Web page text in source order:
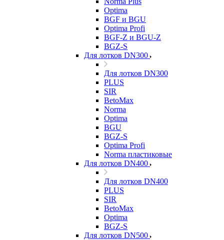
Optima
BGF и BGU
Optima Profi
BGF-Z и BGU-Z
BGZ-S
Для лотков DN300
Для лотков DN300
PLUS
SIR
BetoMax
Norma
Optima
BGU
BGZ-S
Optima Profi
Norma пластиковые
Для лотков DN400
Для лотков DN400
PLUS
SIR
BetoMax
Optima
BGZ-S
Для лотков DN500